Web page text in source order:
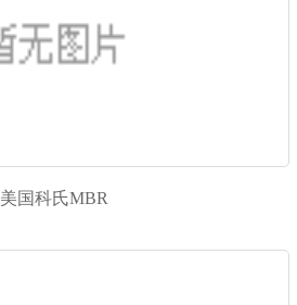
美国科氏MBR